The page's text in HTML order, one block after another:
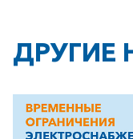
ДРУГИЕ